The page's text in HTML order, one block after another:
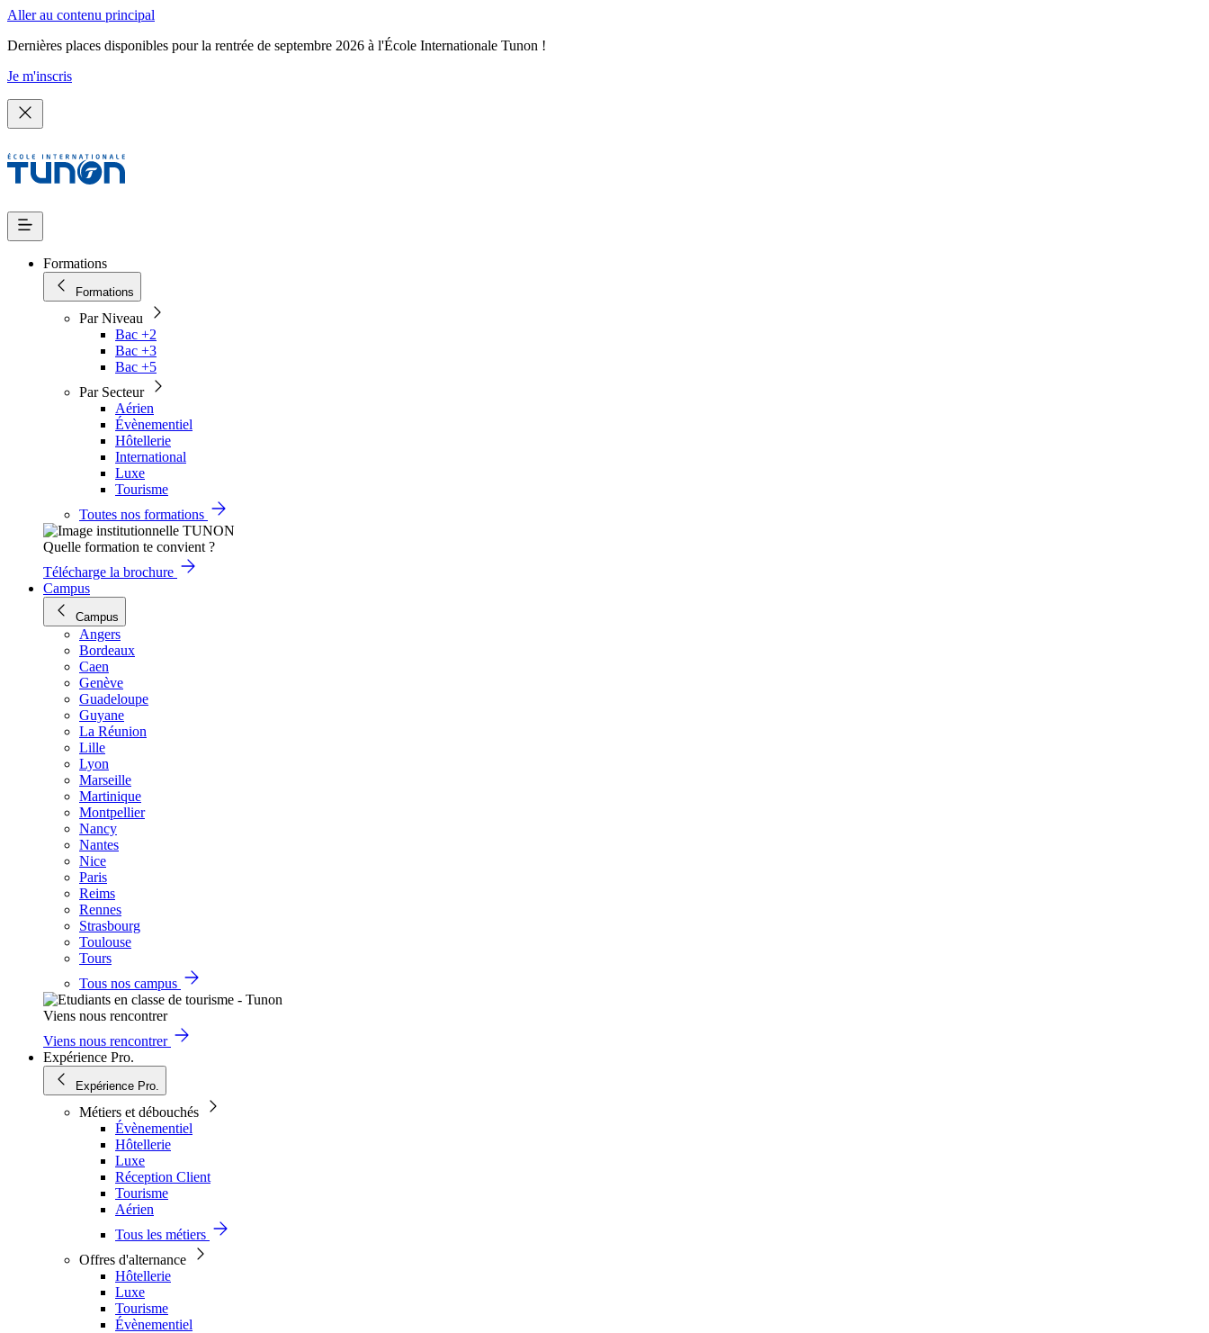
Aller au contenu principal
Dernières places disponibles pour la rentrée de septembre 2026 à l'École Internationale Tunon !
Je m'inscris
Formations
Formations
Par Niveau
Bac +2
Bac +3
Bac +5
Par Secteur
Aérien
Évènementiel
Hôtellerie
International
Luxe
Tourisme
Toutes nos formations
Quelle formation te convient ?
Télécharge la brochure
Campus
Campus
Angers
Bordeaux
Caen
Genève
Guadeloupe
Guyane
La Réunion
Lille
Lyon
Marseille
Martinique
Montpellier
Nancy
Nantes
Nice
Paris
Reims
Rennes
Strasbourg
Toulouse
Tours
Tous nos campus
Viens nous rencontrer
Viens nous rencontrer
Expérience Pro.
Expérience Pro.
Métiers et débouchés
Évènementiel
Hôtellerie
Luxe
Réception Client
Tourisme
Aérien
Tous les métiers
Offres d'alternance
Hôtellerie
Luxe
Tourisme
Évènementiel